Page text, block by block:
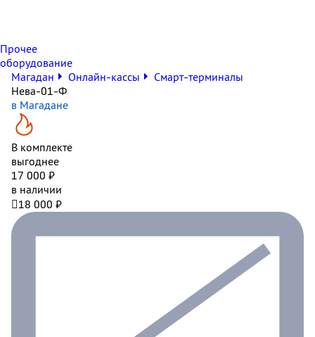
Прочее
оборудование
Магадан
Онлайн-кассы
Смарт-терминалы
Нева-01-Ф
в Магадане
В комплекте
выгоднее
17 000 ₽
в наличии
18 000 ₽